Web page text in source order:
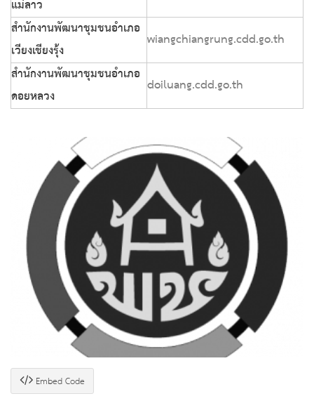
แม่ลาว
สำนักงานพัฒนาชุมชนอำเภอ
เวียงเชียงรุ้ง
wiangchiangrung.cdd.go.th
สำนักงานพัฒนาชุมชนอำเภอ
ดอยหลวง
doiluang.cdd.go.th
Embed Code